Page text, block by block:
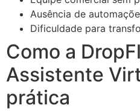
Ausência de
Dificuldade para
Como a
Assistente
prática